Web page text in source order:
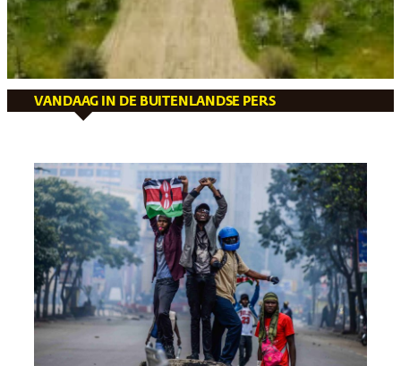
VANDAAG IN DE BUITENLANDSE PERS